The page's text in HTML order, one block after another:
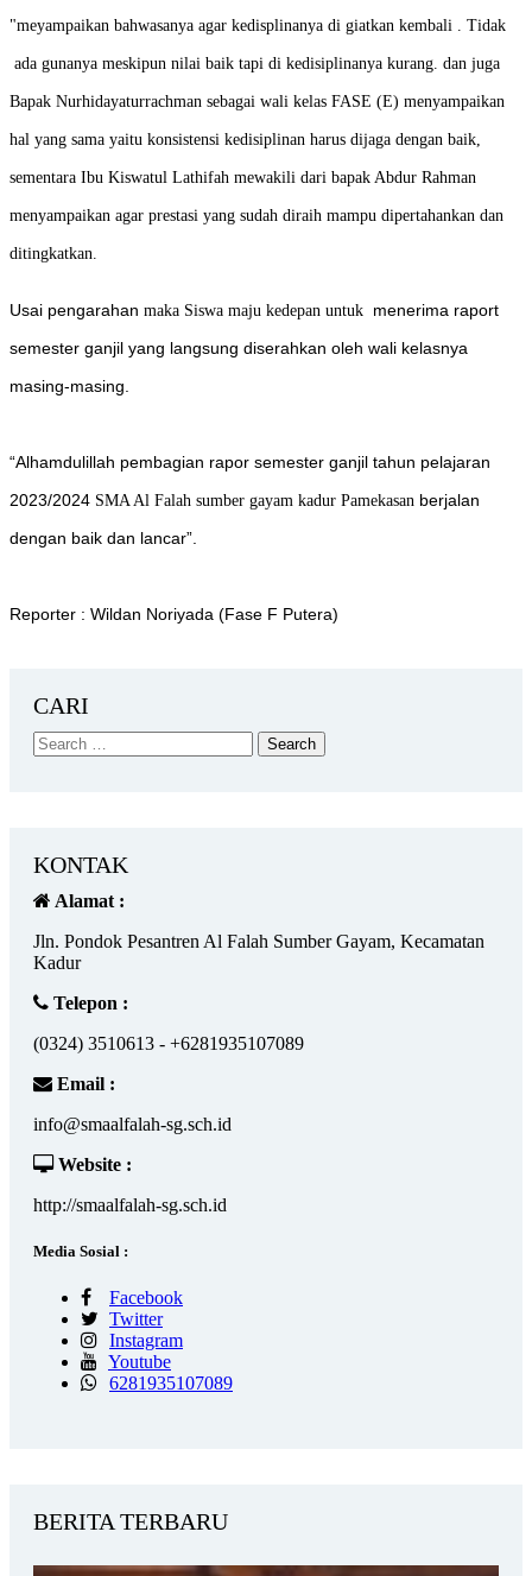
"meyampaikan bahwasanya agar kedisplinanya di giatkan kembali . Tidak
ada gunanya meskipun nilai baik tapi di kedisiplinanya kurang. dan juga
Bapak Nurhidayaturrachman sebagai wali kelas FASE (E) menyampaikan
hal yang sama yaitu konsistensi kedisiplinan harus dijaga dengan baik,
sementara Ibu Kiswatul Lathifah mewakili dari bapak Abdur Rahman
menyampaikan agar prestasi yang sudah diraih mampu dipertahankan dan
ditingkatkan.
Usai pengarahan maka Siswa maju kedepan untuk menerima raport
semester ganjil yang langsung diserahkan oleh wali kelasnya
masing-masing.
“Alhamdulillah pembagian rapor semester ganjil tahun pelajaran
2023/2024 SMA Al Falah sumber gayam kadur Pamekasan berjalan
dengan baik dan lancar”.
Reporter : Wildan Noriyada (Fase F Putera)
CARI
KONTAK
Alamat :
Jln. Pondok Pesantren Al Falah Sumber Gayam, Kecamatan
Kadur
Telepon :
(0324) 3510613 - +6281935107089
Email :
info@smaalfalah-sg.sch.id
Website :
http://smaalfalah-sg.sch.id
Media Sosial :
Facebook
Twitter
Instagram
Youtube
6281935107089
BERITA TERBARU